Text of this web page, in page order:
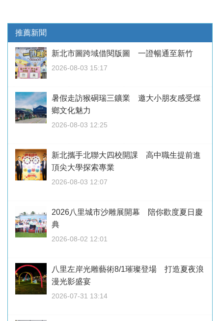
推薦新聞
新北市圖跨域借閱版圖 一證暢通至新竹
2026-08-03 15:17
暑假走訪猴硐瑞三鑛業 邀大小朋友感受煤
鄉文化魅力
2026-08-03 12:25
新北攜手北聯大四校開課 高中職生提前進
頂尖大學探索專業
2026-08-03 12:07
2026八里城市沙雕展開幕 陪你歡度夏日慶
典
2026-08-02 12:01
八里左岸光雕藝術8/1璀璨登場 打造夏夜浪
漫光影盛宴
2026-07-31 13:14